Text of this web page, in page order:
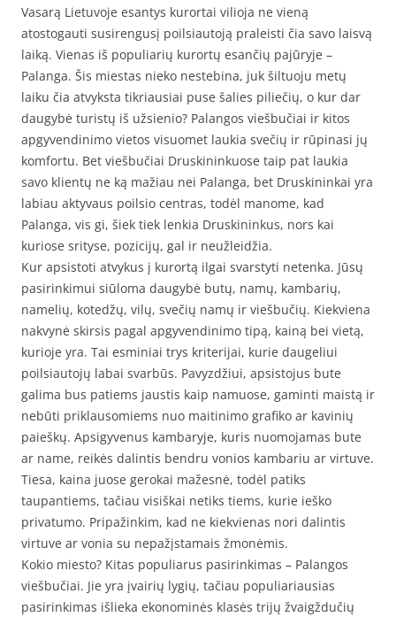
Vasarą Lietuvoje esantys kurortai vilioja ne vieną
atostogauti susirengusį poilsiautoją praleisti čia savo laisvą
laiką. Vienas iš populiarių kurortų esančių pajūryje –
Palanga. Šis miestas nieko nestebina, juk šiltuoju metų
laiku čia atvyksta tikriausiai puse šalies piliečių, o kur dar
daugybė turistų iš užsienio? Palangos viešbučiai ir kitos
apgyvendinimo vietos visuomet laukia svečių ir rūpinasi jų
komfortu. Bet viešbučiai Druskininkuose taip pat laukia
savo klientų ne ką mažiau nei Palanga, bet Druskininkai yra
labiau aktyvaus poilsio centras, todėl manome, kad
Palanga, vis gi, šiek tiek lenkia Druskininkus, nors kai
kuriose srityse, pozicijų, gal ir neužleidžia.
Kur apsistoti atvykus į kurortą ilgai svarstyti netenka. Jūsų
pasirinkimui siūloma daugybė butų, namų, kambarių,
namelių, kotedžų, vilų, svečių namų ir viešbučių. Kiekviena
nakvynė skirsis pagal apgyvendinimo tipą, kainą bei vietą,
kurioje yra. Tai esminiai trys kriterijai, kurie daugeliui
poilsiautojų labai svarbūs. Pavyzdžiui, apsistojus bute
galima bus patiems jaustis kaip namuose, gaminti maistą ir
nebūti priklausomiems nuo maitinimo grafiko ar kavinių
paieškų. Apsigyvenus kambaryje, kuris nuomojamas bute
ar name, reikės dalintis bendru vonios kambariu ar virtuve.
Tiesa, kaina juose gerokai mažesnė, todėl patiks
taupantiems, tačiau visiškai netiks tiems, kurie ieško
privatumo. Pripažinkim, kad ne kiekvienas nori dalintis
virtuve ar vonia su nepažįstamais žmonėmis.
Kokio miesto? Kitas populiarus pasirinkimas – Palangos
viešbučiai. Jie yra įvairių lygių, tačiau populiariausias
pasirinkimas išlieka ekonominės klasės trijų žvaigždučių